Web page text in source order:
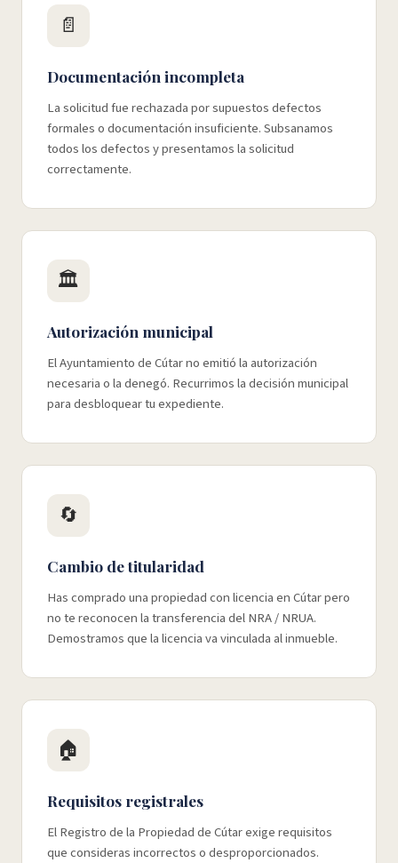
📄
Documentación incompleta
La solicitud fue rechazada por supuestos defectos
formales o documentación insuficiente. Subsanamos
todos los defectos y presentamos la solicitud
correctamente.
🏛️
Autorización municipal
El Ayuntamiento de Cútar no emitió la autorización
necesaria o la denegó. Recurrimos la decisión municipal
para desbloquear tu expediente.
🔄
Cambio de titularidad
Has comprado una propiedad con licencia en Cútar pero
no te reconocen la transferencia del NRA / NRUA.
Demostramos que la licencia va vinculada al inmueble.
🏠
Requisitos registrales
El Registro de la Propiedad de Cútar exige requisitos
que consideras incorrectos o desproporcionados.